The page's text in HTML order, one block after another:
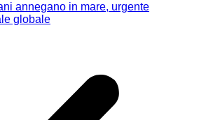
annegano in mare, urgente
globale